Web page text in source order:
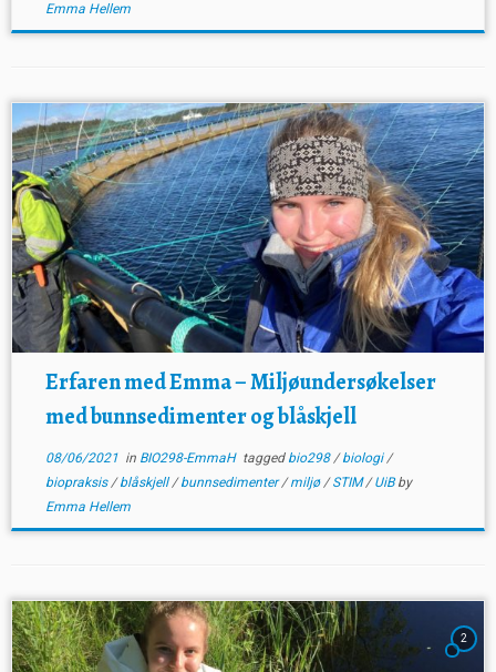
Emma Hellem
Erfaren med Emma – Miljøundersøkelser
med bunnsedimenter og blåskjell
08/06/2021in BIO298-EmmaH tagged bio298/biologi/
biopraksis/blåskjell/bunnsedimenter/miljø/STIM/UiBby
Emma Hellem
2